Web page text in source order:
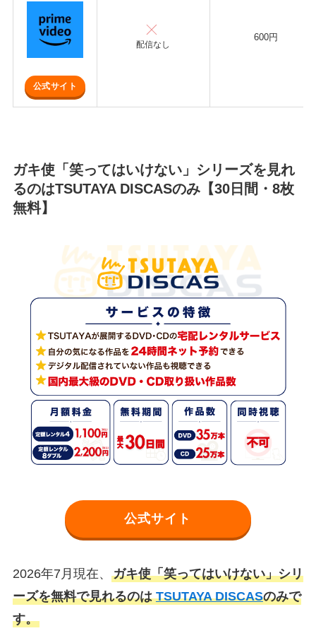
公式サイト
配信なし
600円
ガキ使「笑ってはいけない」シリーズを見れ
るのはTSUTAYA DISCASのみ【30日間・8枚
無料】
公式サイト
2026年7月現在、 ガキ使「笑ってはいけない」シリ
ーズを無料で見れるのはTSUTAYA DISCASのみで
す。